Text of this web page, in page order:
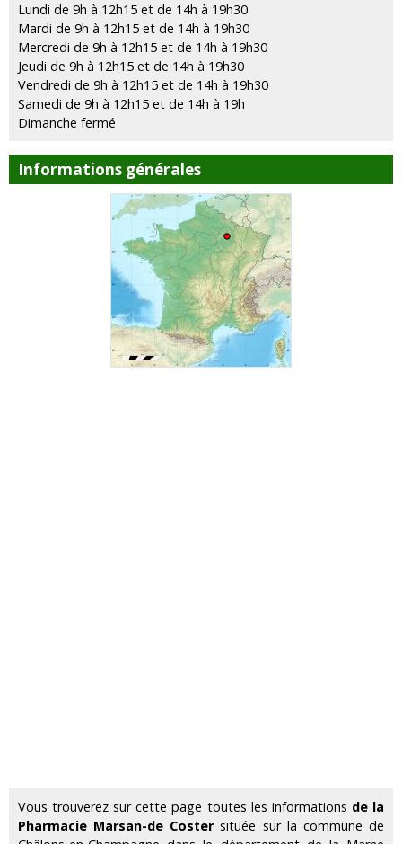
Lundi de 9h à 12h15 et de 14h à 19h30
Mardi de 9h à 12h15 et de 14h à 19h30
Mercredi de 9h à 12h15 et de 14h à 19h30
Jeudi de 9h à 12h15 et de 14h à 19h30
Vendredi de 9h à 12h15 et de 14h à 19h30
Samedi de 9h à 12h15 et de 14h à 19h
Dimanche fermé
Informations générales
Vous trouverez sur cette page toutes les informations de la
Pharmacie Marsan-de Costersituée sur la commune de